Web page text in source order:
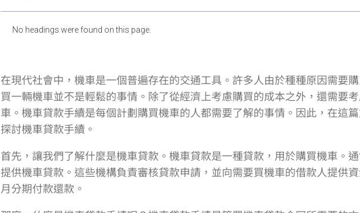
No headings were found on this page.
在現代社會中，機車是一個普遍存在的交通工具。許多人由於種種原因需要
買一輛機車並不是輕鬆的事情。除了從經濟上考慮購買的成本之外，還需要
車。機車貸款手續是每個計劃購買機車的人都需要了解的事情。因此，在這
探討機車貸款手續。
首先，讓我們了解什麼是機車貸款。機車貸款是一種貸款，用於購買機車。
提供機車貸款。這些機構負責審核貸款申請，並向需要買機車的借款人提供
月分期付款還款。